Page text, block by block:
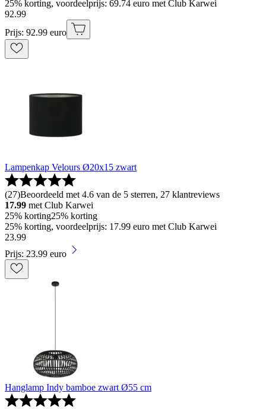
25% korting, voordeelprijs: 69.74 euro met Club Karwei
92.99
Prijs: 92.99 euro
Lampenkap Velours Ø20x15 zwart
(27)Beoordeeld met 4.6 van de 5 sterren, 27 klantreviews
17.99 met Club Karwei
25% korting25% korting
25% korting, voordeelprijs: 17.99 euro met Club Karwei
23.99
Prijs: 23.99 euro
Hanglamp Indy bamboe zwart Ø55 cm